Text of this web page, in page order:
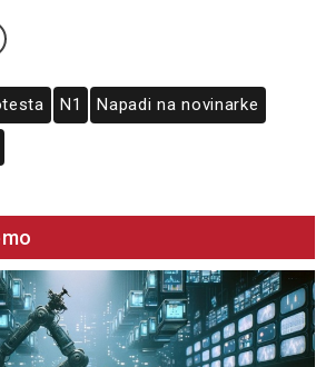
N1 Napadi na novinarke